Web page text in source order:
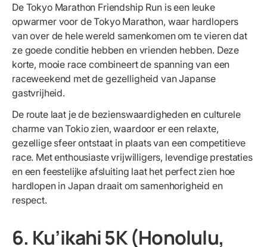
De Tokyo Marathon Friendship Run is een leuke
opwarmer voor de Tokyo Marathon, waar hardlopers
van over de hele wereld samenkomen om te vieren dat
ze goede conditie hebben en vrienden hebben. Deze
korte, mooie race combineert de spanning van een
raceweekend met de gezelligheid van Japanse
gastvrijheid.
De route laat je de bezienswaardigheden en culturele
charme van Tokio zien, waardoor er een relaxte,
gezellige sfeer ontstaat in plaats van een competitieve
race. Met enthousiaste vrijwilligers, levendige prestaties
en een feestelijke afsluiting laat het perfect zien hoe
hardlopen in Japan draait om samenhorigheid en
respect.
6. Ku’ikahi 5K (Honolulu,